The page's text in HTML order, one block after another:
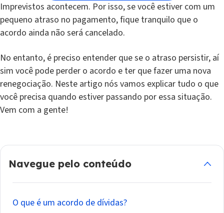
Imprevistos acontecem. Por isso, se você estiver com um
pequeno atraso no pagamento, fique tranquilo que o
acordo ainda não será cancelado.
No entanto, é preciso entender que se o atraso persistir, aí
sim você pode perder o acordo e ter que fazer uma nova
renegociação. Neste artigo nós vamos explicar tudo o que
você precisa quando estiver passando por essa situação.
Vem com a gente!
Navegue pelo conteúdo
O que é um acordo de dívidas?